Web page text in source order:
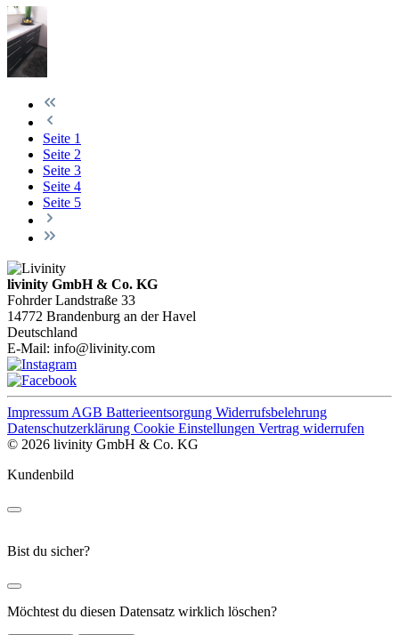
Seite 1
Seite 2
Seite 3
Seite 4
Seite 5
livinity GmbH & Co. KG
Fohrder Landstraße 33
14772 Brandenburg an der Havel
Deutschland
E-Mail: info@livinity.com
Impressum AGB Batterieentsorgung Widerrufsbelehrung
Datenschutzerklärung Cookie Einstellungen Vertrag widerrufen
© 2026 livinity GmbH & Co. KG
Kundenbild
Bist du sicher?
Möchtest du diesen Datensatz wirklich löschen?